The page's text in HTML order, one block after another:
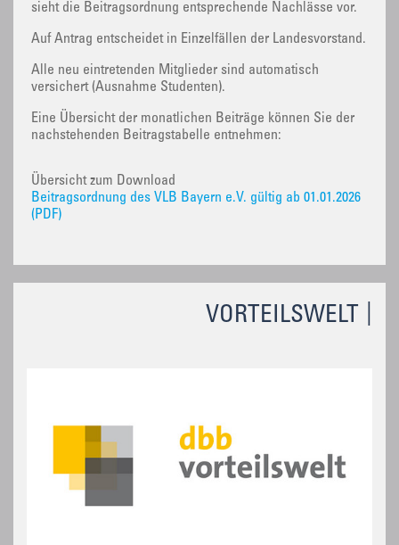
VORTEILSWELT
sieht die Beitragsordnung entsprechende Nachlässe vor.
Auf Antrag entscheidet in Einzelfällen der Landesvorstand.
Alle neu eintretenden Mitglieder sind automatisch
versichert (Ausnahme Studenten).
Eine Übersicht der monatlichen Beiträge können Sie der
nachstehenden Beitragstabelle entnehmen:
Übersicht zum Download
Beitragsordnung des VLB Bayern e.V. gültig ab 01.01.2026
(PDF)